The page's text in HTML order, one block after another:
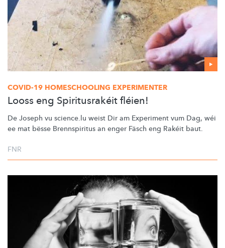
COVID-19 HOMESCHOOLING EXPERIMENTER
Looss eng Spiritusrakéit fléien!
De Joseph vu science.lu weist Dir am Experiment vum Dag, wéi
ee mat bësse Brennspiritus an enger Fäsch eng Rakéit baut.
FNR